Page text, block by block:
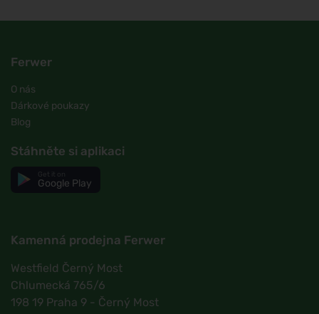
Ferwer
O nás
Dárkové poukazy
Blog
Stáhněte si aplikaci
Google Play
Kamenná prodejna Ferwer
Westfield Černý Most
Chlumecká 765/6
198 19 Praha 9 - Černý Most